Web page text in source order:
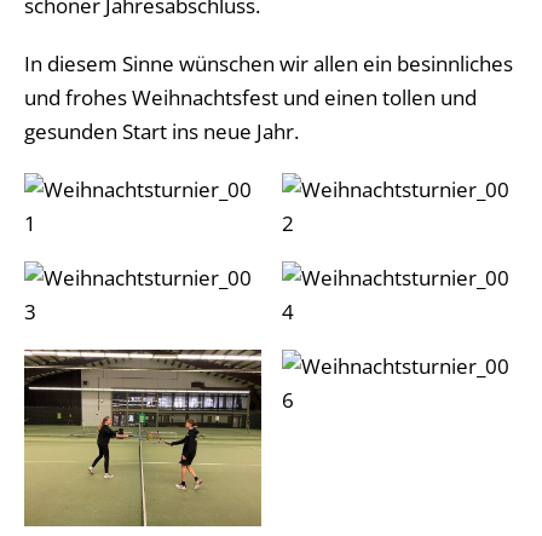
In diesem Sinne wünschen wir allen ein besinnliches
und frohes Weihnachtsfest und einen tollen und
gesunden Start ins neue Jahr.